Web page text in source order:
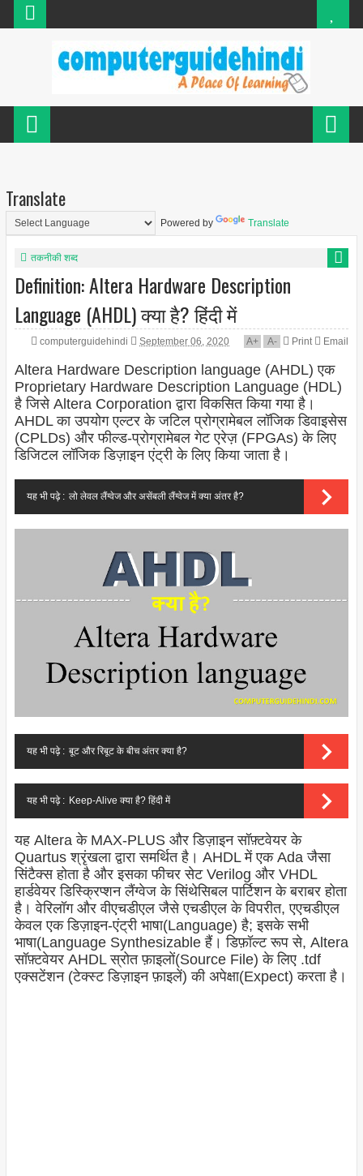
Translate
Powered by Translate
तकनीकी शब्द
Definition: Altera Hardware Description
Language (AHDL) क्या है? हिंदी में
computerguidehindi September 06, 2020 A+ A- Print Email
Altera Hardware Description language (AHDL) एक
Proprietary Hardware Description Language (HDL)
है जिसे Altera Corporation द्वारा विकसित किया गया है।
AHDL का उपयोग एल्टर के जटिल प्रोग्रामेबल लॉजिक डिवाइसेस
(CPLDs) और फील्ड-प्रोग्रामेबल गेट एरेज़ (FPGAs) के लिए
डिजिटल लॉजिक डिज़ाइन एंट्री के लिए किया जाता है।
यह भी पढ़े : लो लेवल लैंग्वेज और असेंबली लैंग्वेज में क्या अंतर है?
यह भी पढ़े : बूट और रिबूट के बीच अंतर क्या है?
यह भी पढ़े : Keep-Alive क्या है? हिंदी में
यह Altera के MAX-PLUS और डिज़ाइन सॉफ़्टवेयर के
Quartus श्रृंखला द्वारा समर्थित है। AHDL में एक Ada जैसा
सिंटैक्स होता है और इसका फीचर सेट Verilog और VHDL
हार्डवेयर डिस्क्रिप्शन लैंग्वेज के सिंथेसिबल पार्टिशन के बराबर होता
है। वेरिलॉग और वीएचडीएल जैसे एचडीएल के विपरीत, एएचडीएल
केवल एक डिज़ाइन-एंट्री भाषा(Language) है; इसके सभी
भाषा(Language Synthesizable हैं। डिफ़ॉल्ट रूप से, Altera
सॉफ़्टवेयर AHDL स्रोत फ़ाइलों(Source File) के लिए .tdf
एक्सटेंशन (टेक्स्ट डिज़ाइन फ़ाइलें) की अपेक्षा(Expect) करता है।